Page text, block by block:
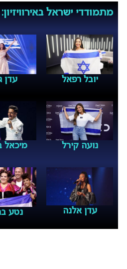
מתמודדי ישראל באירוויזיון:
יובל רפאל עדן
נועה קירל מיכאל
עדן אלנה נטע